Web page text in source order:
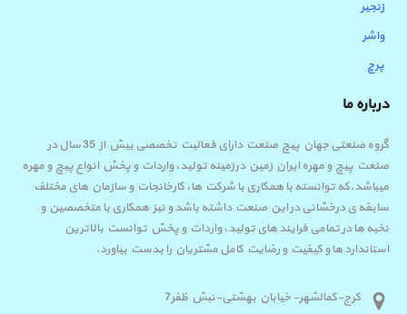
زنجیر
واشر
پرچ
درباره ما
گروه صنعتی جهان پیچ صنعت دارای فعالیت تخصصی بیش از 35 سال در
صنعت پیچ و مهره ایران زمین درزمینه تولید، واردات و پخش انواع پیچ و مهره
میباشد.که توانسته با همکاری با شرکت ها، کارخانجات و سازمان های مختلف
سابقه ی درخشانی در این صنعت داشته باشد و نیز همکاری با متخصصین و
نخبه ها در تمامی فرایند های تولید، واردات و پخش توانست بالاترین
استاندارد ها و کیفیت و رضایت کامل مشتریان را بدست بیاورد.
کرج-کمالشهر- خیابان بهشتی-نبش ظفر7